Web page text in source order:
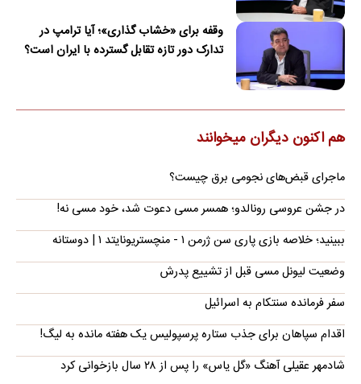
وقفه برای «خشاب گذاری»؛ آیا ترامپ در
تدارک دور تازه تقابل گسترده با ایران است؟
هم اکنون دیگران میخوانند
ماجرای قبض‌های نجومی برق چیست؟
در جشن عروسی رونالدو؛ همسر مسی دعوت شد، خود مسی نه!
ببینید؛ خلاصه بازی پاری سن ژرمن ۱ - منچستریونایتد ۱ | دوستانه
وضعیت لیونل مسی قبل از تشییع پدرش
سفر فرمانده سنتکام به اسرائیل
اقدام سپاهان برای جذب ستاره پرسپولیس یک هفته مانده به لیگ!
شادمهر عقیلی آهنگ «گل یاس» را پس از ۲۸ سال بازخوانی کرد